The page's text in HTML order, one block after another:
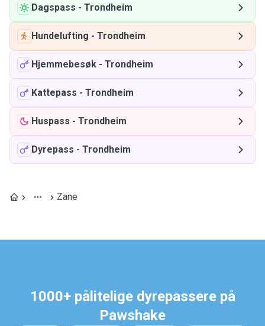
Dagspass - Trondheim
Hundelufting - Trondheim
Hjemmebesøk - Trondheim
Kattepass - Trondheim
Huspass - Trondheim
Dyrepass - Trondheim
Zane
1000+ pålitelige dyrepassere på
Pawshake